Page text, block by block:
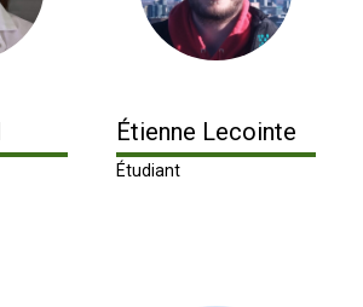
Étienne Lecointe
Étudiant